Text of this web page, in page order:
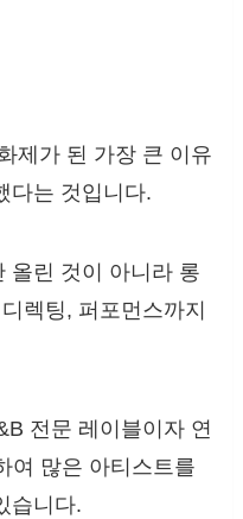
제가 된 가장 큰 이유
다는 것입니다.
올린 것이 아니라 롱
렉팅, 퍼포먼스까지
전문 레이블이자 연
여 많은 아티스트를
습니다.